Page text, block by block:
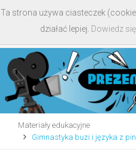
Materiały edukacyjne
Gimnastyka buzi i języka z
Ta strona używa ciasteczek
działać lepiej. Dowiedz